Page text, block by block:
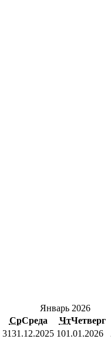
Январь 2026
СрСреда ЧтЧетверг
3131.12.2025 101.01.2026